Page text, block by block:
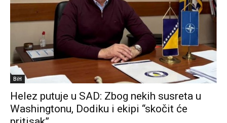
BiH
Helez putuje u SAD: Zbog nekih susreta u
Washingtonu, Dodiku i ekipi “skočit će